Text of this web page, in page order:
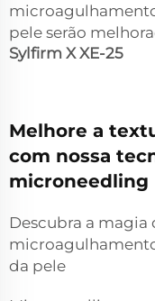
pele serão
Sylfirm X XE-25
Melhore a
com nossa
microneedling
Descubra a magia
da pele